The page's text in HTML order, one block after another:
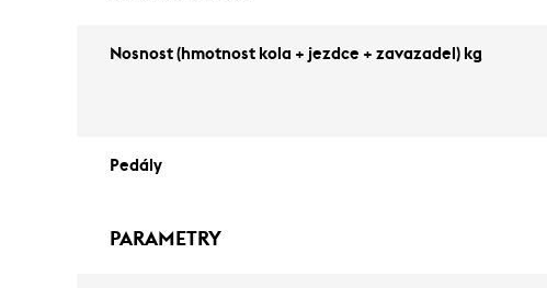
Nosnost (hmotnost kola + jezdce + zavazadel) kg
Pedály
PARAMETRY